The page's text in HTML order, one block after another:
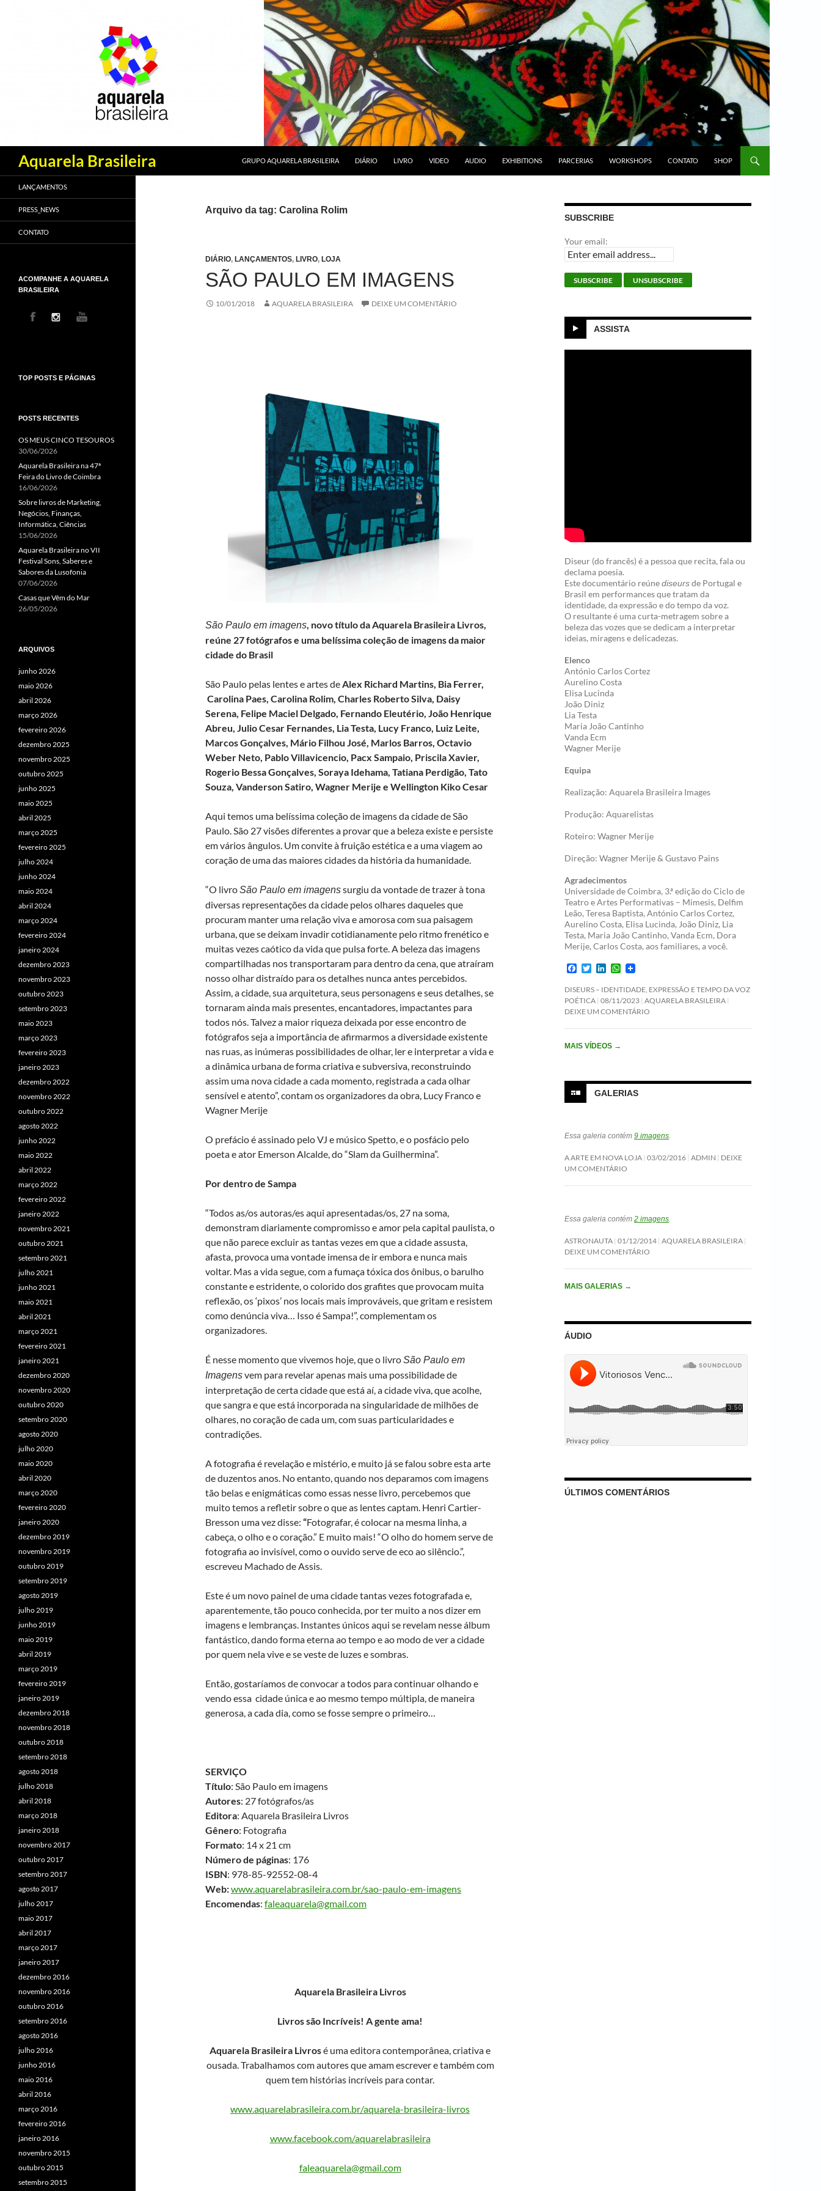
Aquarela Brasileira
Pesquisar
GRUPO AQUARELA BRASILEIRA
DIÁRIO LIVRO VIDEO AUDIO EXHIBITIONS PARCERIAS WORKSHOPS CONTATO SHOP
Arquivo da tag: Carolina Rolim
DIÁRIO, LANÇAMENTOS, LIVRO, LOJA
SÃO PAULO EM IMAGENS
10/01/2018 AQUARELA BRASILEIRA DEIXE UM COMENTÁRIO
São Paulo em imagens, novo título da Aquarela Brasileira Livros,
reúne 27 fotógrafos e uma belíssima coleção de imagens da maior
cidade do Brasil
São Paulo pelas lentes e artes deAlex Richard Martins, Bia Ferrer,
Carolina Paes, Carolina Rolim, Charles Roberto Silva, Daisy
Serena, Felipe Maciel Delgado, Fernando Eleutério, João Henrique
Abreu, Julio Cesar Fernandes, Lia Testa, Lucy Franco, Luiz Leite,
Marcos Gonçalves, Mário Filhou José, Marlos Barros, Octavio
Weber Neto, Pablo Villavicencio, Pacx Sampaio, Priscila Xavier,
Rogerio Bessa Gonçalves, Soraya Idehama, Tatiana Perdigão, Tato
Souza, Vanderson Satiro, Wagner Merije e Wellington Kiko Cesar
Aqui temos uma belíssima coleção de imagens da cidade de São
Paulo. São 27 visões diferentes a provar que a beleza existe e persiste
em vários ângulos. Um convite à fruição estética e a uma viagem ao
coração de uma das maiores cidades da história da humanidade.
“O livroSão Paulo em imagenssurgiu da vontade de trazer à tona
diversas representações da cidade pelos olhares daqueles que
procuram manter uma relação viva e amorosa com sua paisagem
urbana, que se deixam invadir cotidianamente pelo ritmo frenético e
muitas vezes caótico da vida que pulsa forte. A beleza das imagens
compartilhadas nos transportaram para dentro da cena, que atraíram
nosso olhar distraído para os detalhes nunca antes percebidos.
Assim, a cidade, sua arquitetura, seus personagens e seus detalhes, se
tornaram ainda mais presentes, encantadores, impactantes para
todos nós. Talvez a maior riqueza deixada por esse encontro de
fotógrafos seja a importância de afirmarmos a diversidade existente
nas ruas, as inúmeras possibilidades de olhar, ler e interpretar a vida e
a dinâmica urbana de forma criativa e subversiva, reconstruindo
assim uma nova cidade a cada momento, registrada a cada olhar
sensível e atento”, contam os organizadores da obra, Lucy Franco e
Wagner Merije
O prefácio é assinado pelo VJ e músico Spetto, e o posfácio pelo
poeta e ator Emerson Alcalde, do “Slam da Guilhermina”.
Por dentro de Sampa
“Todos as/os autoras/es aqui apresentadas/os, 27 na soma,
demonstram diariamente compromisso e amor pela capital paulista, o
que não parece excluir as tantas vezes em que a cidade assusta,
afasta, provoca uma vontade imensa de ir embora e nunca mais
voltar. Mas a vida segue, com a fumaça tóxica dos ônibus, o barulho
constante e estridente, o colorido dos grafites que provocam muita
reflexão, os ‘pixos’ nos locais mais improváveis, que gritam e resistem
como denúncia viva… Isso é Sampa!”, complementam os
organizadores.
É nesse momento que vivemos hoje, que o livroSão Paulo em
Imagensvem para revelar apenas mais uma possibilidade de
interpretação de certa cidade que está aí, a cidade viva, que acolhe,
que sangra e que está incorporada na singularidade de milhões de
olhares, no coração de cada um, com suas particularidades e
contradições.
A fotografia é revelação e mistério, e muito já se falou sobre esta arte
de duzentos anos. No entanto, quando nos deparamos com imagens
tão belas e enigmáticas como essas nesse livro, percebemos que
muito temos a refletir sobre o que as lentes captam. Henri Cartier-
Bresson uma vez disse: “Fotografar, é colocar na mesma linha, a
cabeça, o olho e o coração.” E muito mais! “O olho do homem serve de
fotografia ao invisível, como o ouvido serve de eco ao silêncio.”,
escreveu Machado de Assis.
Este é um novo painel de uma cidade tantas vezes fotografada e,
aparentemente, tão pouco conhecida, por ter muito a nos dizer em
imagens e lembranças. Instantes únicos aqui se revelam nesse álbum
fantástico, dando forma eterna ao tempo e ao modo de ver a cidade
por quem nela vive e se veste de luzes e sombras.
Então, gostaríamos de convocar a todos para continuar olhando e
vendo essa cidade única e ao mesmo tempo múltipla, de maneira
generosa, a cada dia, como se fosse sempre o primeiro…
SERVIÇO
Título: São Paulo em imagens
Autores: 27 fotógrafos/as
Editora: Aquarela Brasileira Livros
Gênero: Fotografia
Formato: 14 x 21 cm
Número de páginas: 176
ISBN: 978-85-92552-08-4
Web:www.aquarelabrasileira.com.br/sao-paulo-em-imagens
Encomendas: faleaquarela@gmail.com
Aquarela Brasileira Livros
Livros são Incríveis! A gente ama!
Aquarela Brasileira Livrosé uma editora contemporânea, criativa e
ousada. Trabalhamos com autores que amam escrever e também com
quem tem histórias incríveis para contar.
www.aquarelabrasileira.com.br/aquarela-brasileira-livros
www.facebook.com/aquarelabrasileira
faleaquarela@gmail.com
SUBSCRIBE
Your email:
ASSISTA
Diseur (do francês) é a pessoa que recita, fala ou
declama poesia.
Este documentário reúnediseursde Portugal e
Brasil em performances que tratam da
identidade, da expressão e do tempo da voz.
O resultante é uma curta-metragem sobre a
beleza das vozes que se dedicam a interpretar
ideias, miragens e delicadezas.
Elenco
António Carlos Cortez
Aurelino Costa
Elisa Lucinda
João Diniz
Lia Testa
Maria João Cantinho
Vanda Ecm
Wagner Merije
Equipa
Realização: Aquarela Brasileira Images
Produção: Aquarelistas
Roteiro: Wagner Merije
Direção: Wagner Merije & Gustavo Pains
Agradecimentos
Universidade de Coimbra, 3.ª edição do Ciclo de
Teatro e Artes Performativas – Mimesis, Delfim
Leão, Teresa Baptista, António Carlos Cortez,
Aurelino Costa, Elisa Lucinda, João Diniz, Lia
Testa, Maria João Cantinho, Vanda Ecm, Dora
Merije, Carlos Costa, aos familiares, a você.
F
c
e
b
o
o
T
i
t
t
e
r
n
k
e
d
I
W
a
t
s
A
p
DISEURS – IDENTIDADE, EXPRESSÃO E TEMPO DA VOZ
POÉTICA 08/11/2023 AQUARELA BRASILEIRA
DEIXE UM COMENTÁRIO
MAIS VÍDEOS →
GALERIAS
Essa galeria contém 9 imagens.
A ARTE EM NOVA LOJA 03/02/2016 ADMIN
DEIXE
UM COMENTÁRIO
Essa galeria contém 2 imagens.
ASTRONAUTA 01/12/2014 AQUARELA BRASILEIRA
DEIXE UM COMENTÁRIO
MAIS GALERIAS →
ÁUDIO
ÚLTIMOS COMENTÁRIOS
LANÇAMENTOS
PRESS_NEWS
CONTATO
ACOMPANHE A AQUARELA
BRASILEIRA
TOP POSTS E PÁGINAS
POSTS RECENTES
OS MEUS CINCO TESOUROS
30/06/2026
Aquarela Brasileira na 47ª
Feira do Livro de Coimbra
16/06/2026
Sobre livros de Marketing,
Negócios, Finanças,
Informática, Ciências
15/06/2026
Aquarela Brasileira no VII
Festival Sons, Saberes e
Sabores da Lusofonia
07/06/2026
Casas que Vêm do Mar
26/05/2026
ARQUIVOS
junho 2026
maio 2026
abril 2026
março 2026
fevereiro 2026
dezembro 2025
novembro 2025
outubro 2025
junho 2025
maio 2025
abril 2025
março 2025
fevereiro 2025
julho 2024
junho 2024
maio 2024
abril 2024
março 2024
fevereiro 2024
janeiro 2024
dezembro 2023
novembro 2023
outubro 2023
setembro 2023
maio 2023
março 2023
fevereiro 2023
janeiro 2023
dezembro 2022
novembro 2022
outubro 2022
agosto 2022
junho 2022
maio 2022
abril 2022
março 2022
fevereiro 2022
janeiro 2022
novembro 2021
outubro 2021
setembro 2021
julho 2021
junho 2021
maio 2021
abril 2021
março 2021
fevereiro 2021
janeiro 2021
dezembro 2020
novembro 2020
outubro 2020
setembro 2020
agosto 2020
julho 2020
maio 2020
abril 2020
março 2020
fevereiro 2020
janeiro 2020
dezembro 2019
novembro 2019
outubro 2019
setembro 2019
agosto 2019
julho 2019
junho 2019
maio 2019
abril 2019
março 2019
fevereiro 2019
janeiro 2019
dezembro 2018
novembro 2018
outubro 2018
setembro 2018
agosto 2018
julho 2018
abril 2018
março 2018
janeiro 2018
novembro 2017
outubro 2017
setembro 2017
agosto 2017
julho 2017
maio 2017
abril 2017
março 2017
janeiro 2017
dezembro 2016
novembro 2016
outubro 2016
setembro 2016
agosto 2016
julho 2016
junho 2016
maio 2016
abril 2016
março 2016
fevereiro 2016
janeiro 2016
novembro 2015
outubro 2015
setembro 2015